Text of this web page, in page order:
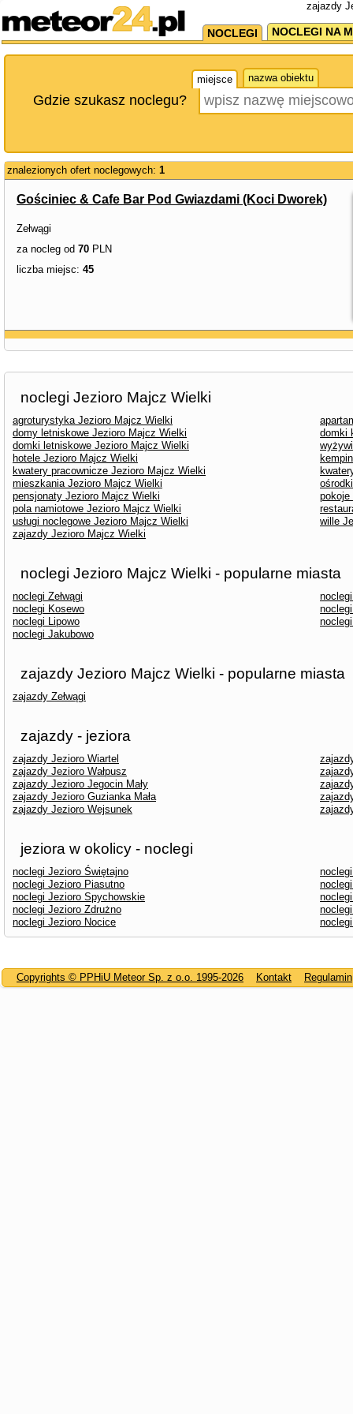
zajazdy
NOCLEGI NOCLEGI NA
miejsce nazwa obiektu
Gdzie szukasz noclegu?
znalezionych ofert noclegowych: 1
Gościniec & Cafe Bar Pod Gwiazdami (Koci Dworek)
Zełwągi
za nocleg od 70 PLN
liczba miejsc: 45
noclegi Jezioro Majcz Wielki
agroturystyka Jezioro Majcz Wielki
domy letniskowe Jezioro Majcz Wielki
domki
domki letniskowe Jezioro Majcz Wielki
hotele Jezioro Majcz Wielki
kwatery pracownicze Jezioro Majcz Wielki
mieszkania Jezioro Majcz Wielki
pensjonaty Jezioro Majcz Wielki
pokoje
pola namiotowe Jezioro Majcz Wielki
usługi noclegowe Jezioro Majcz Wielki
wille
zajazdy Jezioro Majcz Wielki
noclegi Jezioro Majcz Wielki - popularne miasta
noclegi Zełwągi
noclegi Kosewo
noclegi Lipowo
noclegi Jakubowo
zajazdy Jezioro Majcz Wielki - popularne miasta
zajazdy Zełwągi
zajazdy - jeziora
zajazdy Jezioro Wiartel
zajazdy Jezioro Wałpusz
zajazdy Jezioro Jegocin Mały
zajazdy Jezioro Guzianka Mała
zajazdy Jezioro Wejsunek
jeziora w okolicy - noclegi
noclegi Jezioro Świętajno
noclegi Jezioro Piasutno
noclegi Jezioro Spychowskie
noclegi Jezioro Zdrużno
noclegi Jezioro Nocice
Copyrights © PPHiU Meteor Sp. z o.o. 1995-2026 Kontakt Regulamin